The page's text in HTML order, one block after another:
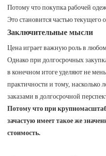
Потому что покупка рабочей
Это становится частью текущего
Заключительные мысли
Цена играет важную роль в
Однако при долгосрочных
в конечном итоге уделяют не
практичности и тому, насколько
заказами в долгосрочной
Потому что при
зачастую имеет такое же
стоимость.